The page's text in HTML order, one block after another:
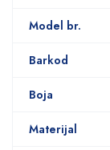
Model br.
Barkod
Boja
Materijal